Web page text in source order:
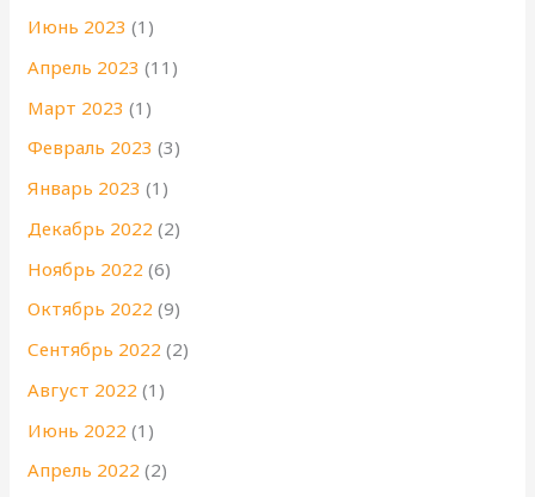
Июнь 2023 (1)
Апрель 2023 (11)
Март 2023 (1)
Февраль 2023 (3)
Январь 2023 (1)
Декабрь 2022 (2)
Ноябрь 2022 (6)
Октябрь 2022 (9)
Сентябрь 2022 (2)
Август 2022 (1)
Июнь 2022 (1)
Апрель 2022 (2)